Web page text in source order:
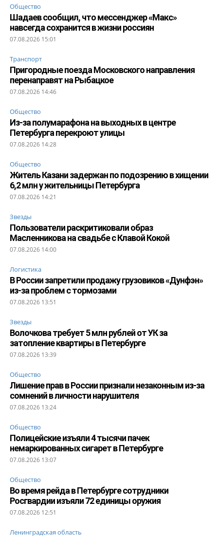
Общество
Шадаев сообщил, что мессенджер «Макс»
навсегда сохранится в жизни россиян
07.08.2026 15:01
Транспорт
Пригородные поезда Московского направления
перенаправят на Рыбацкое
07.08.2026 14:46
Общество
Из-за полумарафона на выходных в центре
Петербурга перекроют улицы
07.08.2026 14:28
Общество
Житель Казани задержан по подозрению в хищении
6,2 млн у жительницы Петербурга
07.08.2026 14:21
Звезды
Пользователи раскритиковали образ
Масленникова на свадьбе с Клавой Кокой
07.08.2026 14:00
Логистика
В России запретили продажу грузовиков «Дунфэн»
из-за проблем с тормозами
07.08.2026 13:51
Звезды
Волочкова требует 5 млн рублей от УК за
затопление квартиры в Петербурге
07.08.2026 13:39
Общество
Лишение прав в России признали незаконным из-за
сомнений в личности нарушителя
07.08.2026 13:24
Общество
Полицейские изъяли 4 тысячи пачек
немаркированных сигарет в Петербурге
07.08.2026 13:07
Общество
Во время рейда в Петербурге сотрудники
Росгвардии изъяли 72 единицы оружия
07.08.2026 12:51
Ленинградская область